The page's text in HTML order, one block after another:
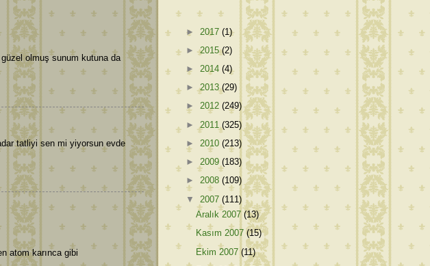
olmuş sunum kutuna da
tatliyi sen mi yiyorsun evde
atom karınca gibi
► 2017 (1)
►2015(2)
► 2014 (4)
►2013(29)
► 2012 (249)
►2011(325)
► 2010 (213)
► 2009 (183)
► 2008 (109)
▼ 2007 (111)
Aralık 2007(13)
Kasım 2007(15)
Ekim 2007(11)